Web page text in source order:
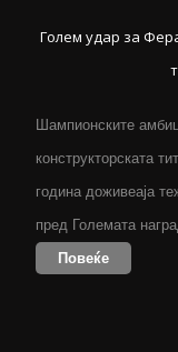
Голем удар за
Шампионските
конструкторската
година доживеаја
пред Големата
Повеќе